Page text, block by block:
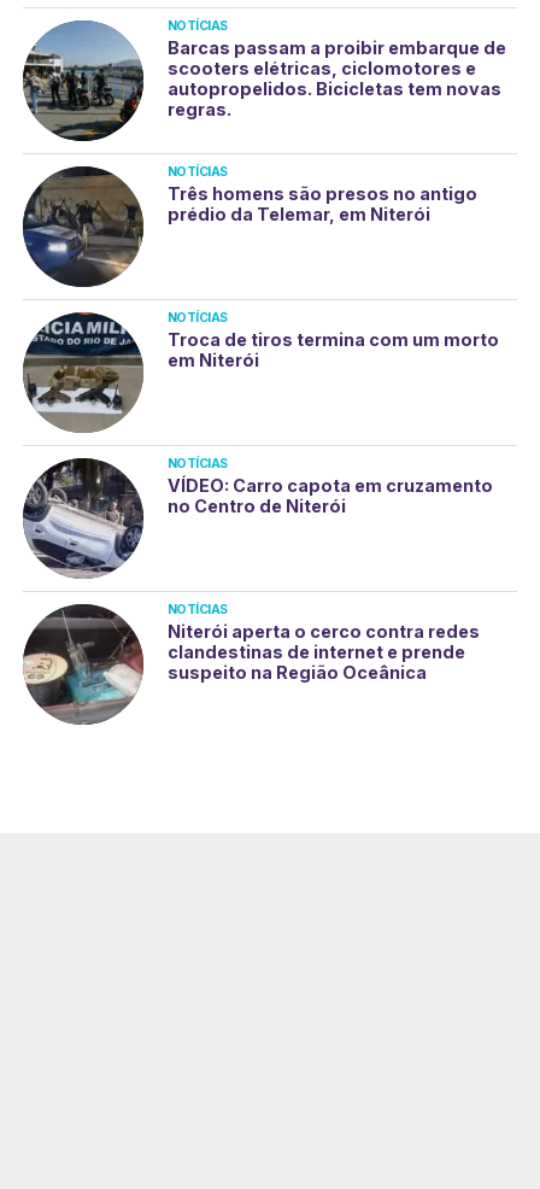
NOTÍCIAS
Barcas passam a proibir embarque de
scooters elétricas, ciclomotores e
autopropelidos. Bicicletas tem novas
regras.
NOTÍCIAS
Três homens são presos no antigo
prédio da Telemar, em Niterói
NOTÍCIAS
Troca de tiros termina com um morto
em Niterói
NOTÍCIAS
VÍDEO: Carro capota em cruzamento
no Centro de Niterói
NOTÍCIAS
Niterói aperta o cerco contra redes
clandestinas de internet e prende
suspeito na Região Oceânica